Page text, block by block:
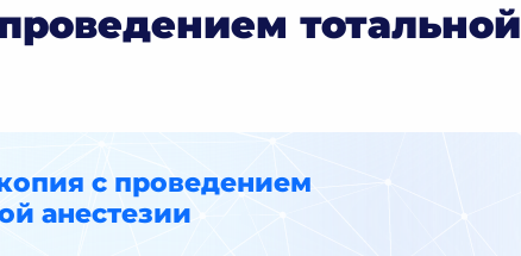
тотальной
с проведением
анестезии